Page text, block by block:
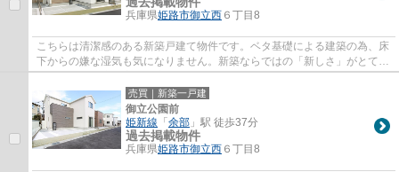
兵庫県姫路市御立西 ６丁目8
こちらは清潔感のある新築戸建て物件です。ベタ基礎による建築の為、床
下からの嫌な湿気も気になりません。新築ならではの「新しさ」がとても
魅力です。快適な室内環境のある、2022年1...
売買｜新築一戸建
御立公園前
姫新線 「余部 」駅 徒歩37分
過去掲載物件
兵庫県姫路市御立西 ６丁目8